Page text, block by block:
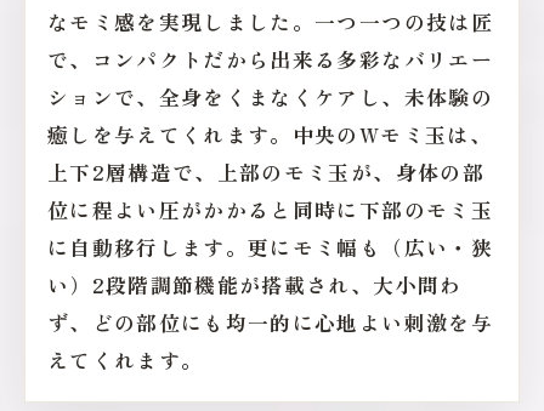
なモミ感を実現しました。一つ一つの技は匠
で、コンパクトだから出来る多彩なバリエー
ションで、全身をくまなくケアし、未体験の
癒しを与えてくれます。中央のWモミ玉は、
上下2層構造で、上部のモミ玉が、身体の部
位に程よい圧がかかると同時に下部のモミ玉
に自動移行します。更にモミ幅も（広い・狭
い）2段階調節機能が搭載され、大小問わ
ず、どの部位にも均一的に心地よい刺激を与
えてくれます。